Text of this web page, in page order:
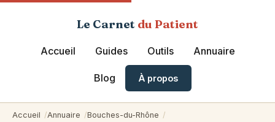
Le Carnet du Patient
Accueil Guides Outils Annuaire
Blog À propos
Accueil Annuaire
Bouches-du-Rhône